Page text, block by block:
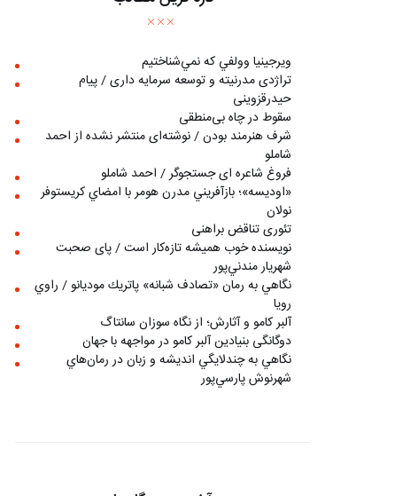
ويرجينيا وولفي كه نمي‌شناختيم
تراژدی مدرنیته و توسعه سرمایه داری / پیام
حیدرقزوینی
سقوط در چاه بی‌منطقی
شرف هنرمند بودن / نوشته‌ای منتشر نشده از احمد
شاملو
فروغ شاعره ای جستجوگر / احمد شاملو
«اوديسه»؛ بازآفريني مدرن هومر با امضاي كريستوفر
نولان
تئوری تناقض براهنی
نويسنده خوب هميشه تازه‌كار است / پای صحبت
شهريار مندني‌پور
نگاهي به رمان «تصادف شبانه» پاتريك موديانو / راوي
رويا
آلبر کامو و آثارش؛ از نگاه سوزان سانتاگ
دوگانگی بنیادین آلبر کامو در مواجهه با جهان
نگاهي به چندلايگي انديشه و زبان در رمان‌هاي
شهرنوش پارسي‌پور